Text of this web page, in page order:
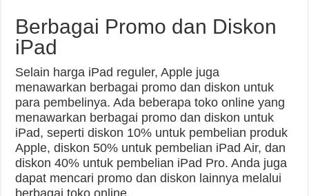
Berbagai Promo dan Diskon
iPad
Selain harga iPad reguler, Apple juga
menawarkan berbagai promo dan diskon untuk
para pembelinya. Ada beberapa toko online yang
menawarkan berbagai promo dan diskon untuk
iPad, seperti diskon 10% untuk pembelian produk
Apple, diskon 50% untuk pembelian iPad Air, dan
diskon 40% untuk pembelian iPad Pro. Anda juga
dapat mencari promo dan diskon lainnya melalui